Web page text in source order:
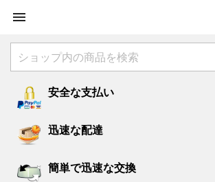

安全な支払い
迅速な配達
簡単で迅速な交換